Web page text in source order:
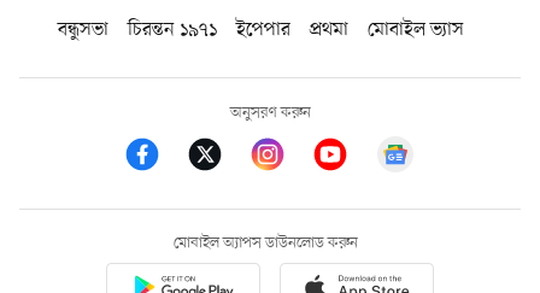
বন্ধুসভা
চিরন্তন ১৯৭১ ইপেপার প্রথমা মোবাইল ভ্যাস
অনুসরণ করুন
মোবাইল অ্যাপস ডাউনলোড করুন